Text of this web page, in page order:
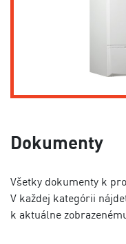
Dokumenty
Všetky dokumenty k
V každej kategórii
k aktuálne